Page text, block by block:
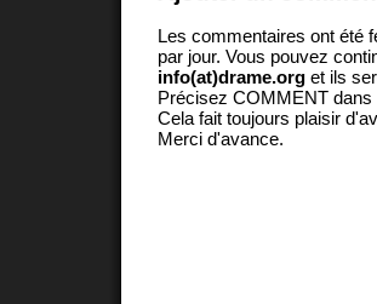
Les commentaires ont été
par jour. Vous pouvez
info(at)drame.org et ils
Précisez COMMENT dans
Cela fait toujours plaisir
Merci d'avance.